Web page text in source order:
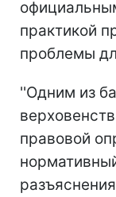
практикой
проблемы
''Одним из
правовой